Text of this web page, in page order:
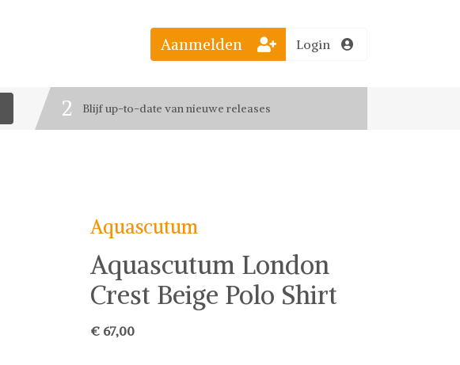
Bestel jouw favoriete looks
2 Blijf up-to-date van nieuwe releases
Aanmelden Login
Aquascutum
Aquascutum London
Crest Beige Polo Shirt
€ 67,00